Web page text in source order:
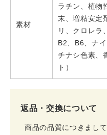
素材
ラチン、植物
末、増粘安定
リ、クロレラ
B2、B6、ナ
チナシ色素、
ト）
返品・交換について
商品の品質につきまし